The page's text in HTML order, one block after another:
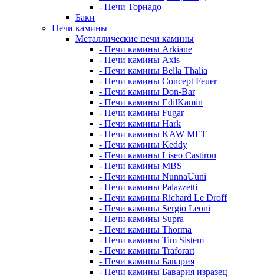
- Печи Торнадо
Баки
Печи камины
Металлические печи камины
- Печи камины Arkiane
- Печи камины Axis
- Печи камины Bella Thalia
- Печи камины Concept Feuer
- Печи камины Don-Bar
- Печи камины EdilKamin
- Печи камины Fugar
- Печи камины Hark
- Печи камины KAW MET
- Печи камины Keddy
- Печи камины Liseo Castiron
- Печи камины MBS
- Печи камины NunnaUuni
- Печи камины Palazzetti
- Печи камины Richard Le Droff
- Печи камины Sergio Leoni
- Печи камины Supra
- Печи камины Thorma
- Печи камины Tim Sistem
- Печи камины Traforart
- Печи камины Бавария
- Печи камины Бавария изразец